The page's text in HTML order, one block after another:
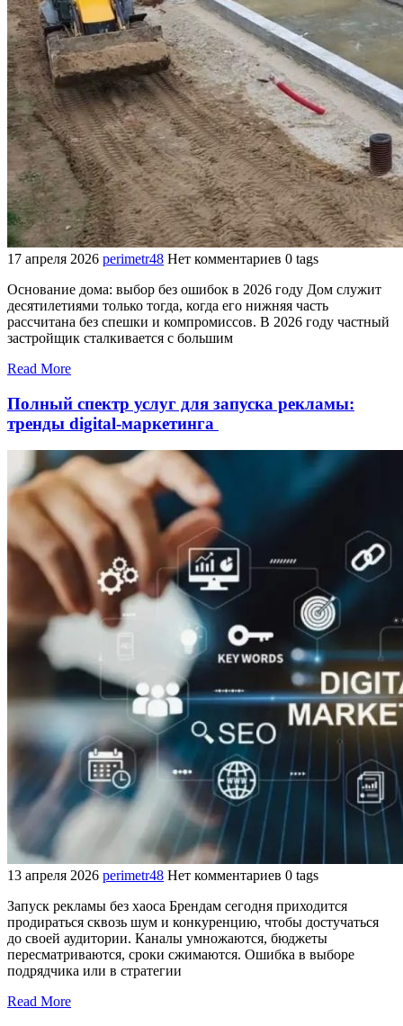
17 апреля 2026 perimetr48 Нет комментариев 0 tags
Основание дома: выбор без ошибок в 2026 году Дом служит
десятилетиями только тогда, когда его нижняя часть
рассчитана без спешки и компромиссов. В 2026 году частный
застройщик сталкивается с большим
Read More
Полный спектр услуг для запуска рекламы:
тренды digital-маркетинга
13 апреля 2026 perimetr48 Нет комментариев 0 tags
Запуск рекламы без хаоса Брендам сегодня приходится
продираться сквозь шум и конкуренцию, чтобы достучаться
до своей аудитории. Каналы умножаются, бюджеты
пересматриваются, сроки сжимаются. Ошибка в выборе
подрядчика или в стратегии
Read More